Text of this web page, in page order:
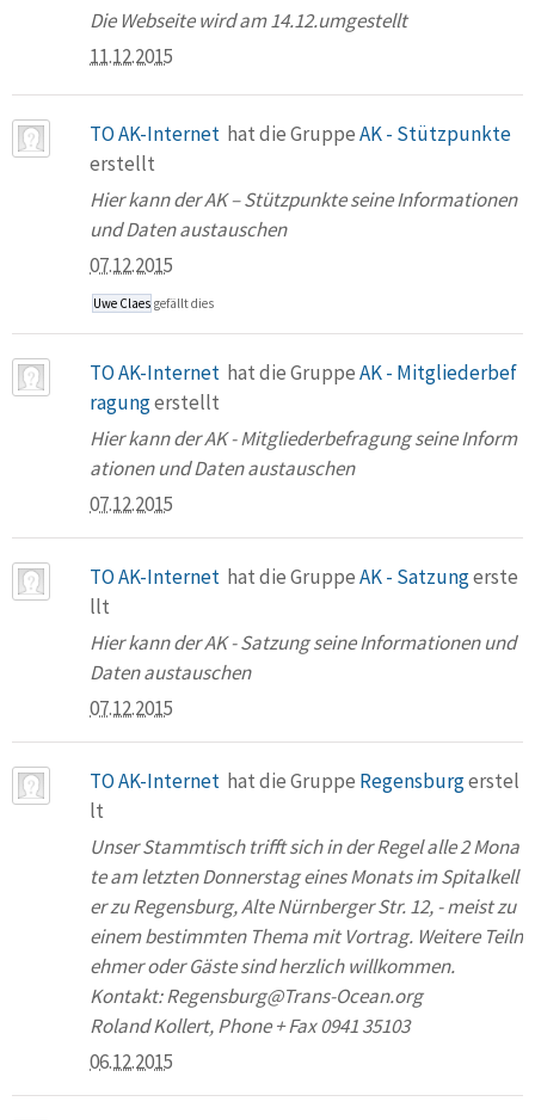
Die Webseite wird am 14.12.umgestellt
11.12.2015
TO AK-Internet hat die GruppeAK - Stützpunkte
erstellt
Hier kann der AK – Stützpunkte seine Informationen
und Daten austauschen
07.12.2015
Uwe Claes gefällt dies
TO AK-Internet hat die GruppeAK - Mitgliederbef
ragungerstellt
Hier kann der AK - Mitgliederbefragung seine Inform
ationen und Daten austauschen
07.12.2015
TO AK-Internet hat die GruppeAK - Satzungerste
llt
Hier kann der AK - Satzung seine Informationen und
Daten austauschen
07.12.2015
TO AK-Internet hat die Gruppe Regensburgerstel
lt
Unser Stammtisch trifft sich in der Regel alle 2 Mona
te am letzten Donnerstag eines Monats im Spitalkell
er zu Regensburg, Alte Nürnberger Str. 12, - meist zu
einem bestimmten Thema mit Vortrag. Weitere Teiln
ehmer oder Gäste sind herzlich willkommen.
Kontakt: Regensburg@Trans-Ocean.org
Roland Kollert, Phone + Fax 0941 35103
06.12.2015